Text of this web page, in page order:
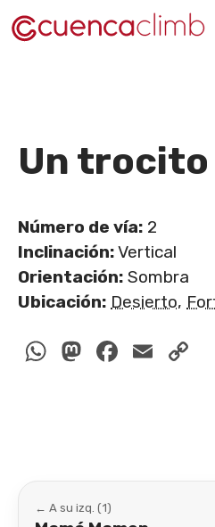
Saltar
al
Un trocito
Número de vía: 2
Inclinación:Vertical
Orientación: Sombra
Ubicación: Desierto,
WhatsApp
Mastodon
Email
← A su izq. (1)